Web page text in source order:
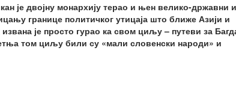
је двојну монархију терао и њен велико-државни и
границе политичког утицаја што ближе Азији и
је просто гурао ка свом циљу – путеви за
том циљу били су «мали словенски народи» и